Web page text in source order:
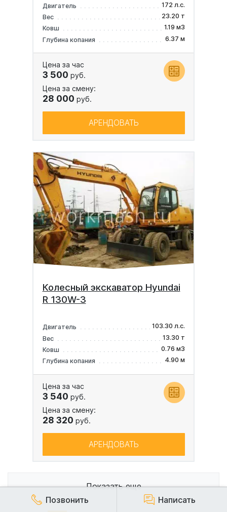
Двигатель
172 л.с.
Вес
23.20 т
Ковш
1.19 м3
Глубина копания
6.37 м
Цена за час
3 500 руб.
Цена за смену:
28 000 руб.
АРЕНДОВАТЬ
Колесный экскаватор Hyundai
R 130W-3
Двигатель
103.30 л.с.
Вес
13.30 т
Ковш
0.76 м3
Глубина копания
4.90 м
Цена за час
3 540 руб.
Цена за смену:
28 320 руб.
АРЕНДОВАТЬ
Показать еще
Позвонить
Написать